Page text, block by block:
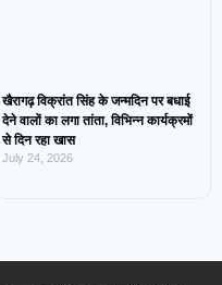
खैरागढ़ विक्रांत सिंह के जन्मदिन पर बधाई
देने वालों का लगा तांता, विभिन्न कार्यक्रमों
से दिन रहा खास
July 24, 2026